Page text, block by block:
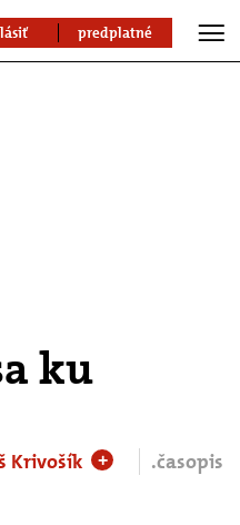
predplatné
ku
Krivošík + .časopis